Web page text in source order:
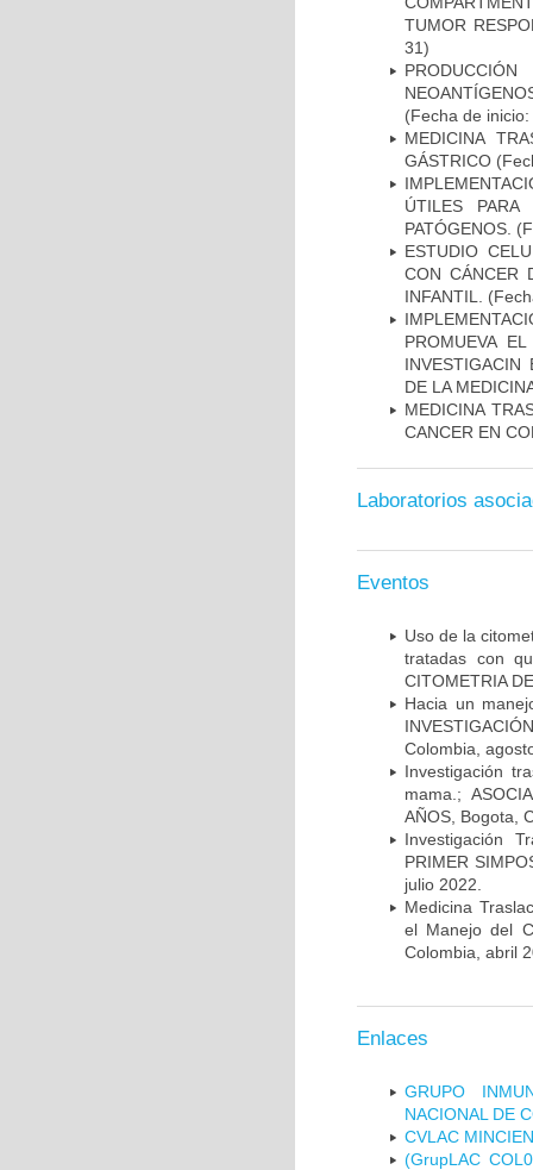
TUMOR
31)
(Fecha de
MEDICINA
GÁSTRICO
ÚTILES
PATÓGENOS.
ESTUDIO
CON CÁNCER
INFANTIL.
PROMUEVA
INVESTIGACIN
DE LA
MEDICINA
CANCER EN
Laboratorios
Eventos
Uso de la
tratadas con
CITOMETRIA
Hacia un
Colombia,
Investigación
mama.;
AÑOS, Bogota,
Investigación
PRIMER
julio 2022.
Medicina
el Manejo del
Colombia, abril
Enlaces
GRUPO
NACIONAL DE
CVLAC
(GrupLAC